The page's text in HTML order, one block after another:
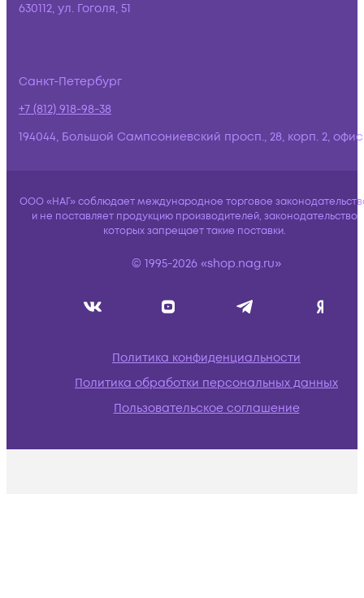
630112, ул. Гоголя, 51
Санкт-Петербург
+7 (812) 918-98-38
194044, Большой Сампсониевский просп., 28, корп. 2,
ООО «НАГ» соблюдает международное торговое
и не поставляет продукцию производителей, законодательство
которых запрещает такие поставки.
© 1995-2026 «shop.nag.ru»
Политика конфиденциальности
Политика обработки персональных данных
Пользовательское соглашение